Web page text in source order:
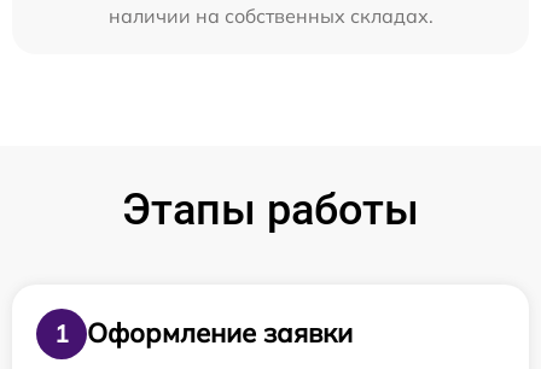
наличии на собственных складах.
Этапы работы
1
Оформление заявки